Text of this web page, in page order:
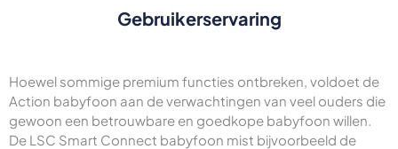
Gebruikerservaring
Hoewel sommige premium functies ontbreken, voldoet de
Action babyfoon aan de verwachtingen van veel ouders die
gewoon een betrouwbare en goedkope babyfoon willen.
De LSC Smart Connect babyfoon mist bijvoorbeeld de